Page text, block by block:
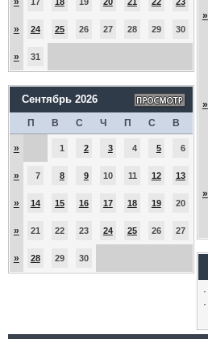
» 24 25 26 27 28 29 30
» 31
Сентябрь 2026
П В С Ч П С В
» 1 2 3 4 5 6
» 7 8 9 10 11 12 13
» 14 15 16 17 18 19 20
» 21 22 23 24 25 26 27
» 28 29 30
»
»
»
·
·